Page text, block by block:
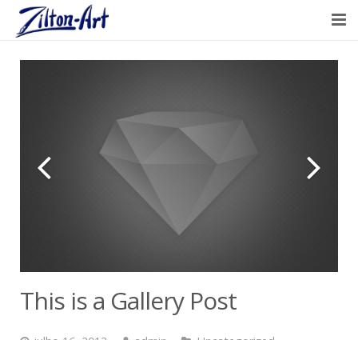
HOME
CLIENTES
This is a Gallery Post